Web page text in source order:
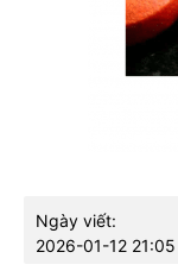
Ngày viết:
2026-01-12